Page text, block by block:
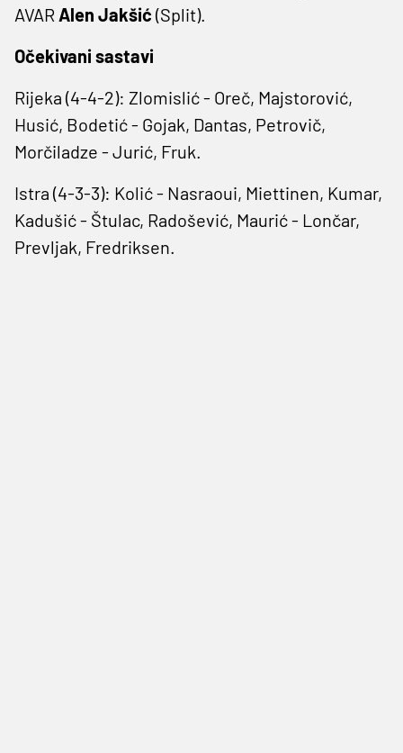
AVAR Alen Jakšić (Split).
Očekivani sastavi
Rijeka (4-4-2): Zlomislić - Oreč, Majstorović,
Husić, Bodetić - Gojak, Dantas, Petrovič,
Morčiladze - Jurić, Fruk.
Istra (4-3-3): Kolić - Nasraoui, Miettinen, Kumar,
Kadušić - Štulac, Radošević, Maurić - Lončar,
Prevljak, Fredriksen.